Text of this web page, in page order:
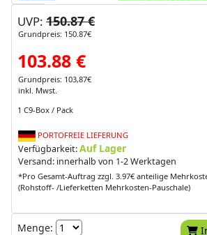
UVP: 150.87 €
Grundpreis: 150.87€
103.88 €
Grundpreis: 103,87€
inkl. Mwst.
1 C9-Box / Pack
PORTOFREIE LIEFERUNG
Verfügbarkeit:Auf Lager
Versand: innerhalb von 1-2 Werktagen
*Pro Gesamt-Auftrag zzgl. 3.97€ anteilige
(Rohstoff- /Lieferketten Mehrkosten-Pauschale)
Menge: